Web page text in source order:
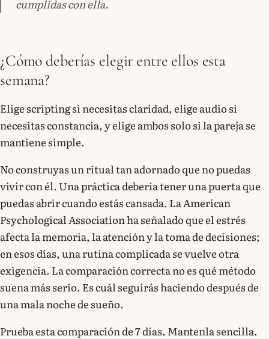
cumplidas con ella.
¿Cómo deberías elegir entre ellos esta
semana?
Elige scripting si necesitas claridad, elige audio si
necesitas constancia, y elige ambos solo si la pareja se
mantiene simple.
No construyas un ritual tan adornado que no puedas
vivir con él. Una práctica debería tener una puerta que
puedas abrir cuando estás cansada. La American
Psychological Association ha señalado que el estrés
afecta la memoria, la atención y la toma de decisiones;
en esos días, una rutina complicada se vuelve otra
exigencia. La comparación correcta no es qué método
suena más serio. Es cuál seguirás haciendo después de
una mala noche de sueño.
Prueba esta comparación de 7 días. Mantenla sencilla.